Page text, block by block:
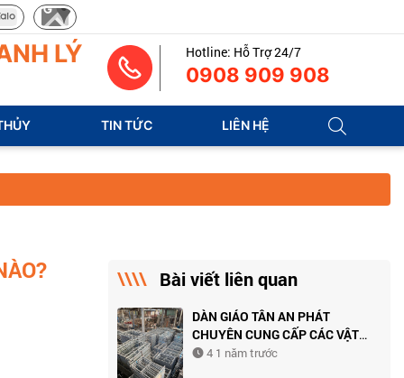
LÝ
Hotline: Hỗ Trợ 24/7
0908 909 908
TIN TỨC LIÊN HỆ
Bài viết liên quan
DÀN GIÁO TÂN AN PHÁT
CHUYÊN CUNG CẤP CÁC VẬT
DỤNG XÂY DỰNG CAO CẤP
4 1 năm trước